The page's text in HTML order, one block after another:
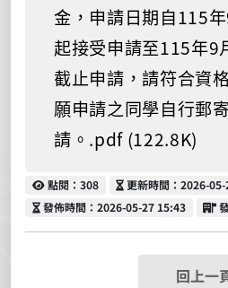
金，申請日期自115
起接受申請至115年9
截止申請，請符合資
願申請之同學自行郵
請。.pdf (122.8K)
點閱
點閱：308 更新時間
更新時間：2026-
發佈時間
發佈時間：2026-05-27 15:43
回上一